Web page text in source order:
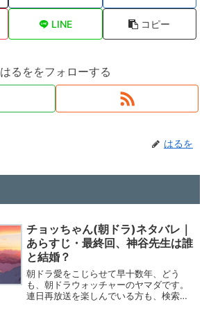
LINE コピー
はるををフォローする
はるを
チョッちゃん(朝ドラ)ネタバレ｜
あらすじ・最終回、神谷先生は誰
と結婚？
朝ドラ愛をこじらせて早十数年、どう
も、朝ドラウォッチャーのヤマダです。
連日再放送を楽しんでいる方も、検索で